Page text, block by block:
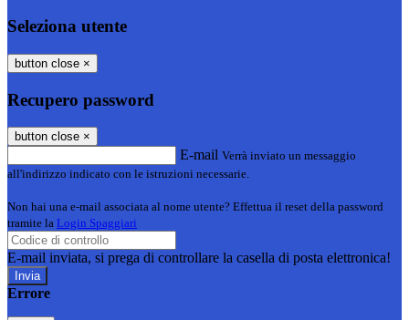
Seleziona utente
button close ×
Recupero password
button close ×
E-mail Verrà inviato un messaggio
all'indirizzo indicato con le istruzioni necessarie.
Non hai una e-mail associata al nome utente? Effettua il reset della password
tramite la Login Spaggiari
E-mail inviata, si prega di controllare la casella di posta elettronica!
Errore